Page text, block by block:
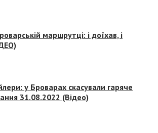
маршрутці: і доїхав, і
у Броварах скасували гаряче
31.08.2022 (Відео)